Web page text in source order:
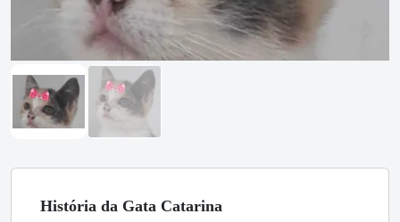
História da Gata Catarina